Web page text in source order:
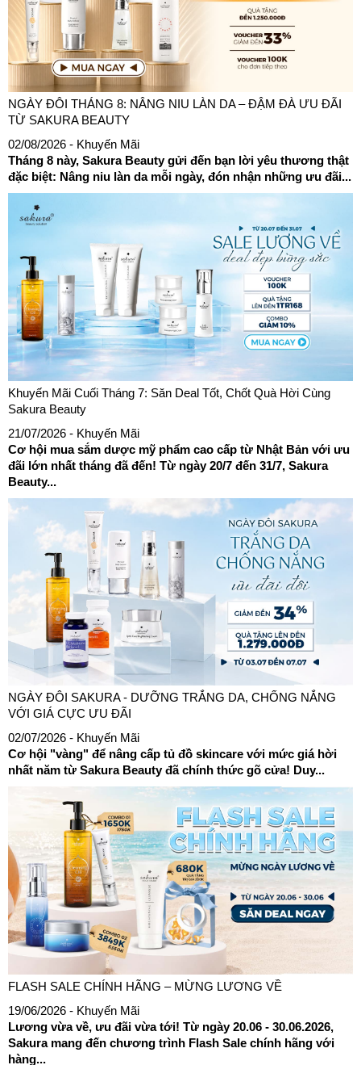
NGÀY ĐÔI THÁNG 8: NÂNG NIU LÀN DA – ĐẬM ĐÀ ƯU ĐÃI
TỪ SAKURA BEAUTY
02/08/2026 - Khuyến Mãi
Tháng 8 này, Sakura Beauty gửi đến bạn lời yêu thương thật
đặc biệt: Nâng niu làn da mỗi ngày, đón nhận những ưu đãi...
Khuyến Mãi Cuối Tháng 7: Săn Deal Tốt, Chốt Quà Hời Cùng
Sakura Beauty
21/07/2026 - Khuyến Mãi
Cơ hội mua sắm dược mỹ phẩm cao cấp từ Nhật Bản với ưu
đãi lớn nhất tháng đã đến! Từ ngày 20/7 đến 31/7, Sakura
Beauty...
NGÀY ĐÔI SAKURA - DƯỠNG TRẮNG DA, CHỐNG NẮNG
VỚI GIÁ CỰC ƯU ĐÃI
02/07/2026 - Khuyến Mãi
Cơ hội "vàng" để nâng cấp tủ đồ skincare với mức giá hời
nhất năm từ Sakura Beauty đã chính thức gõ cửa! Duy...
FLASH SALE CHÍNH HÃNG – MỪNG LƯƠNG VỀ
19/06/2026 - Khuyến Mãi
Lương vừa về, ưu đãi vừa tới! Từ ngày 20.06 - 30.06.2026,
Sakura mang đến chương trình Flash Sale chính hãng với
hàng...